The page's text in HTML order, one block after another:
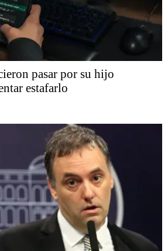
pasar por su hijo
estafarlo